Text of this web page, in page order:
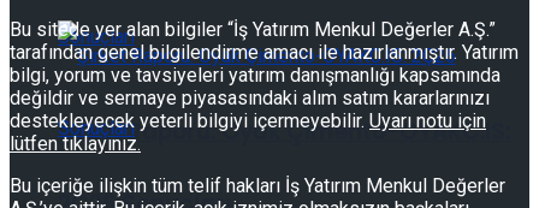
Şirket Raporu: Oyak Çimento-OYAKC.IS:
Bu sitede yer alan bilgiler “İş Yatırım Menkul Değerler A.Ş.”
tarafından genel bilgilendirme amacı ile hazırlanmıştır. Yatırım
bilgi, yorum ve tavsiyeleri yatırım danışmanlığı kapsamında
değildir ve sermaye piyasasındaki alım satım kararlarınızı
destekleyecek yeterli bilgiyi içermeyebilir. Uyarı notu için
lütfen tıklayınız.
Bu içeriğe ilişkin tüm telif hakları İş Yatırım Menkul Değerler